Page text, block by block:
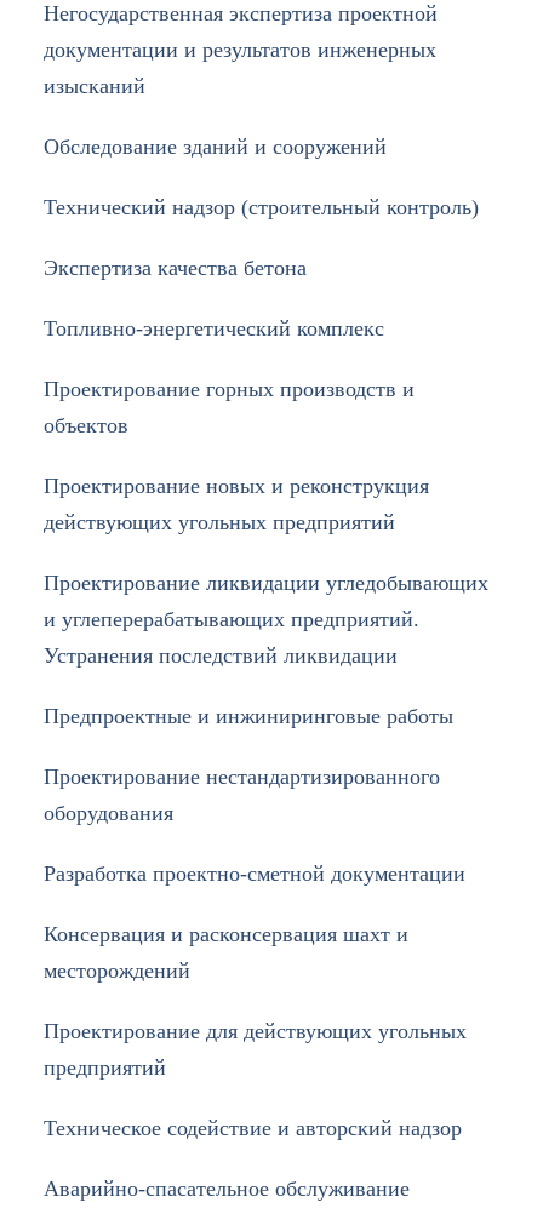
Негосударственная экспертиза проектной
документации и результатов инженерных
изысканий
Обследование зданий и сооружений
Технический надзор (строительный контроль)
Экспертиза качества бетона
Топливно-энергетический комплекс
Проектирование горных производств и
объектов
Проектирование новых и реконструкция
действующих угольных предприятий
Проектирование ликвидации угледобывающих
и углеперерабатывающих предприятий.
Устранения последствий ликвидации
Предпроектные и инжиниринговые работы
Проектирование нестандартизированного
оборудования
Разработка проектно-сметной документации
Консервация и расконсервация шахт и
месторождений
Проектирование для действующих угольных
предприятий
Техническое содействие и авторский надзор
Аварийно-спасательное обслуживание